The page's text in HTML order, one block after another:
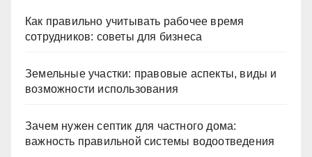
Как правильно учитывать рабочее время
сотрудников: советы для бизнеса
Земельные участки: правовые аспекты, виды и
возможности использования
Зачем нужен септик для частного дома:
важность правильной системы водоотведения